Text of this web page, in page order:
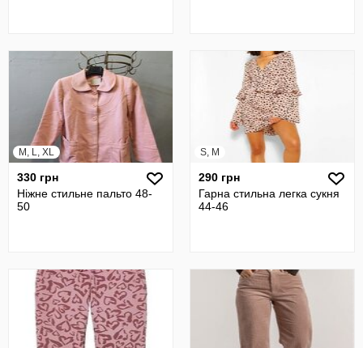
M, L, XL
330 грн
Ніжне стильне пальто 48-
50
S, M
290 грн
Гарна стильна легка сукня
44-46